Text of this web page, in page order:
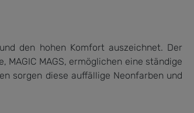
den hohen Komfort auszeichnet. Der
MAGIC MAGS, ermöglichen eine ständige
sorgen diese auffällige Neonfarben und